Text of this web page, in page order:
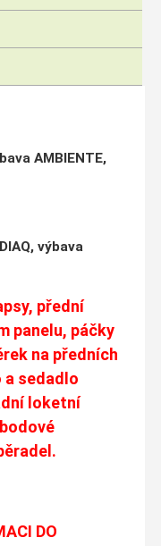
AMBIENTE,
výbava
přední
panelu, páčky
na předních
a sedadlo
loketní
DO